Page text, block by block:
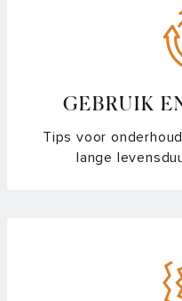
GEBRUIK
Tips voor
lange